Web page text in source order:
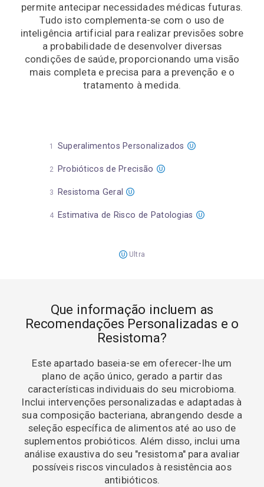
permite antecipar necessidades médicas futuras.
Tudo isto complementa-se com o uso de
inteligência artificial para realizar previsões sobre
a probabilidade de desenvolver diversas
condições de saúde, proporcionando uma visão
mais completa e precisa para a prevenção e o
tratamento à medida.
Superalimentos Personalizados
Probióticos de Precisão
Resistoma Geral
Estimativa de Risco de Patologias
Ultra
Que informação incluem as
Recomendações Personalizadas e o
Resistoma?
Este apartado baseia-se em oferecer-lhe um
plano de ação único, gerado a partir das
características individuais do seu microbioma.
Inclui intervenções personalizadas e adaptadas à
sua composição bacteriana, abrangendo desde a
seleção específica de alimentos até ao uso de
suplementos probióticos. Além disso, inclui uma
análise exaustiva do seu "resistoma" para avaliar
possíveis riscos vinculados à resistência aos
antibióticos.